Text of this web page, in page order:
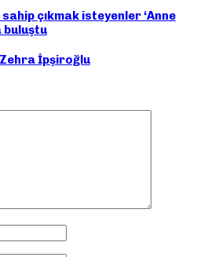
çıkmak isteyenler ‘Anne
buluştu
Zehra İpşiroğlu